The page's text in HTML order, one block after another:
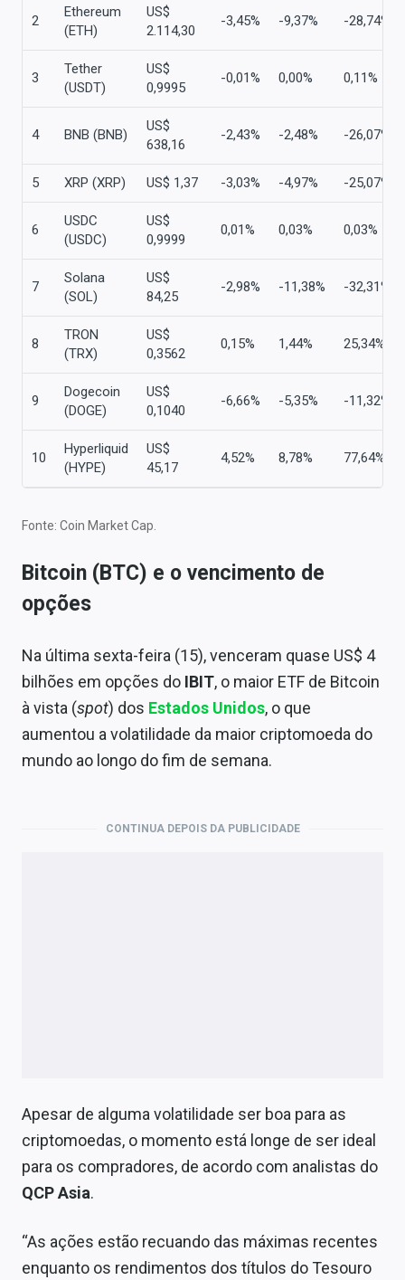
2
Ethereum
(ETH)
US$
2.114,30
-3,45% -9,37% -28,74%
3
Tether
(USDT)
US$
0,9995
-0,01% 0,00% 0,11%
4 BNB (BNB)
US$
638,16
-2,43% -2,48% -26,07%
5 XRP (XRP) US$ 1,37 -3,03% -4,97% -25,07%
6
USDC
(USDC)
US$
0,9999
0,01% 0,03% 0,03%
7
Solana
(SOL)
US$
84,25
-2,98% -11,38% -32,31%
8
TRON
(TRX)
US$
0,3562
0,15% 1,44% 25,34%
9
Dogecoin
(DOGE)
US$
0,1040
-6,66% -5,35% -11,32%
10
Hyperliquid
(HYPE)
US$
45,17
4,52% 8,78% 77,64%
Fonte: Coin Market Cap.
Bitcoin (BTC) e o vencimento de
opções
Na última sexta-feira (15), venceram quase US$ 4
bilhões em opções do IBIT, o maior ETF de Bitcoin
à vista (spot) dos Estados Unidos, o que
aumentou a volatilidade da maior criptomoeda do
mundo ao longo do fim de semana.
CONTINUA DEPOIS DA PUBLICIDADE
Apesar de alguma volatilidade ser boa para as
criptomoedas, o momento está longe de ser ideal
para os compradores, de acordo com analistas do
QCP Asia.
“As ações estão recuando das máximas recentes
enquanto os rendimentos dos títulos do Tesouro